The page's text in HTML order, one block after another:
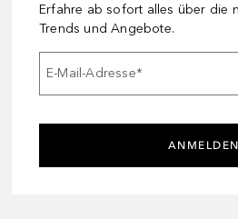
Erfahre ab sofort alles über die
Trends und Angebote.
E-Mail-Adresse*
ANMELDEN